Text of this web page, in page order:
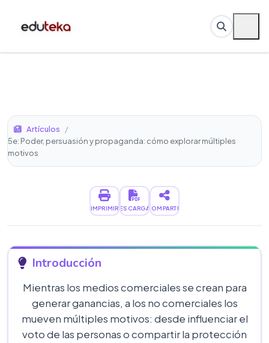
Artículos
/
5e: Poder, persuasión y propaganda: cómo explorar múltiples
motivos
IMPRIMIRDESCARGARCOMPARTIR
Introducción
Mientras los medios comerciales se crean para
generar ganancias, a los no comerciales los
mueven múltiples motivos: desde influenciar el
voto de las personas o compartir la protección